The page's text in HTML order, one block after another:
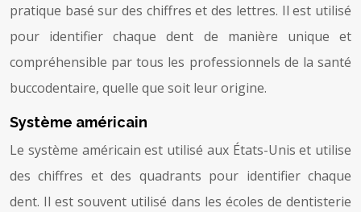
pratique basé sur des chiffres et des lettres. Il est utilisé
pour identifier chaque dent de manière unique et
compréhensible par tous les professionnels de la santé
buccodentaire, quelle que soit leur origine.
Système américain
Le système américain est utilisé aux États-Unis et utilise
des chiffres et des quadrants pour identifier chaque
dent. Il est souvent utilisé dans les écoles de dentisterie